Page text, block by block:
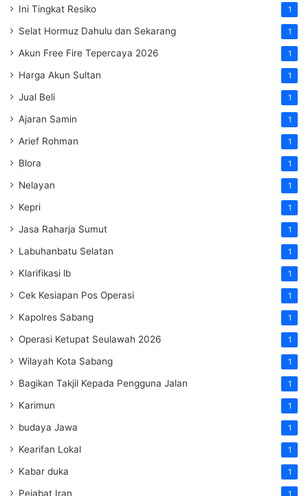
Ini Tingkat Resiko 1
Selat Hormuz Dahulu dan Sekarang 1
Akun Free Fire Tepercaya 2026 1
Harga Akun Sultan 1
Jual Beli 1
Ajaran Samin 1
Arief Rohman 1
Blora 1
Nelayan 1
Kepri 1
Jasa Raharja Sumut 1
Labuhanbatu Selatan 1
Klarifikasi lb 1
Cek Kesiapan Pos Operasi 1
Kapolres Sabang 1
Operasi Ketupat Seulawah 2026 1
Wilayah Kota Sabang 1
Bagikan Takjil Kepada Pengguna Jalan 1
Karimun 1
budaya Jawa 1
Kearifan Lokal 1
Kabar duka 1
Pejabat Iran 1